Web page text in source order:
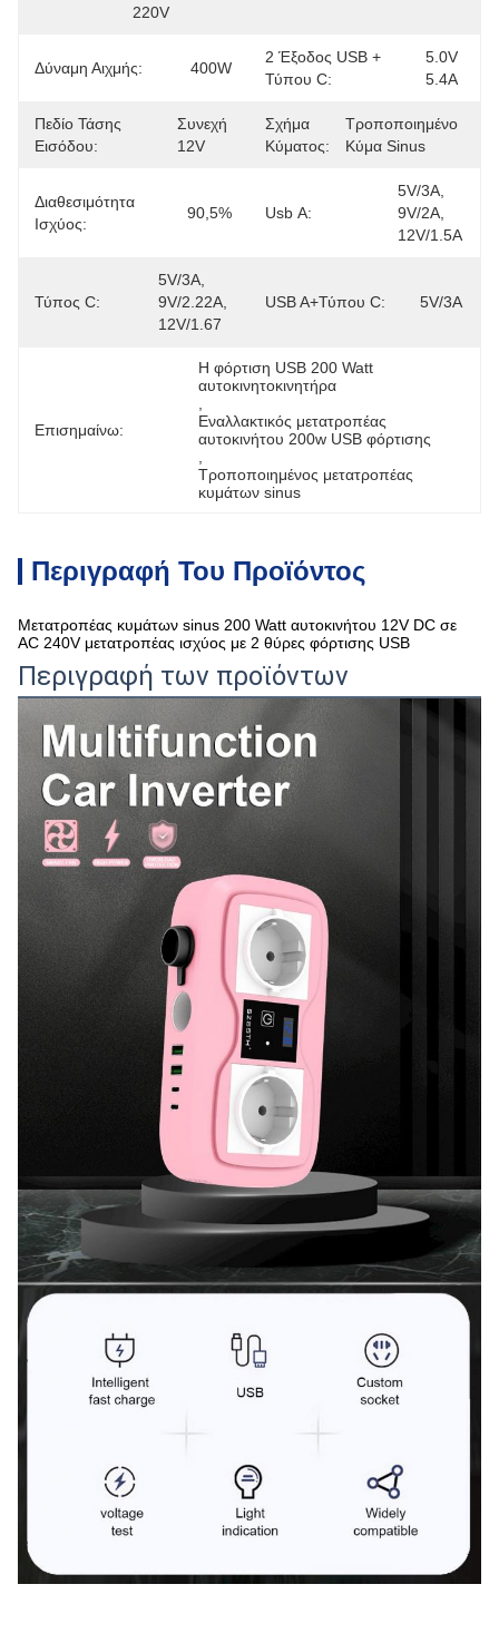
220V
Δύναμη Αιχμής: 400W
2 Έξοδος USB +
Τύπου C:
5.0V
5.4A
Πεδίο Τάσης
Εισόδου:
Συνεχή
12V
Σχήμα
Κύματος:
Τροποποιημένο
Κύμα Sinus
Διαθεσιμότητα
Ισχύος:
90,5% Usb Α:
5V/3A,
9V/2A,
12V/1.5A
Τύπος C:
5V/3A,
9V/2.22A,
12V/1.67
USB A+τύπου C: 5V/3A
Επισημαίνω:
Η φόρτιση USB 200 Watt
αυτοκινητοκινητήρα
Εναλλακτικός μετατροπέας
αυτοκινήτου 200w USB φόρτισης
Τροποποιημένος μετατροπέας
κυμάτων sinus
Περιγραφή Του Προϊόντος
Μετατροπέας κυμάτων sinus 200 Watt αυτοκινήτου 12V DC σε
AC 240V μετατροπέας ισχύος με 2 θύρες φόρτισης USB
Περιγραφή των προϊόντων